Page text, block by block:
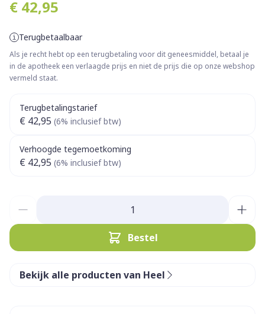
€ 42,95
Terugbetaalbaar
Als je recht hebt op een terugbetaling voor dit geneesmiddel, betaal je
in de apotheek een verlaagde prijs en niet de prijs die op onze webshop
vermeld staat.
Terugbetalingstarief
€ 42,95 (6% inclusief btw)
Verhoogde tegemoetkoming
€ 42,95 (6% inclusief btw)
Bestel
Bekijk alle producten van Heel